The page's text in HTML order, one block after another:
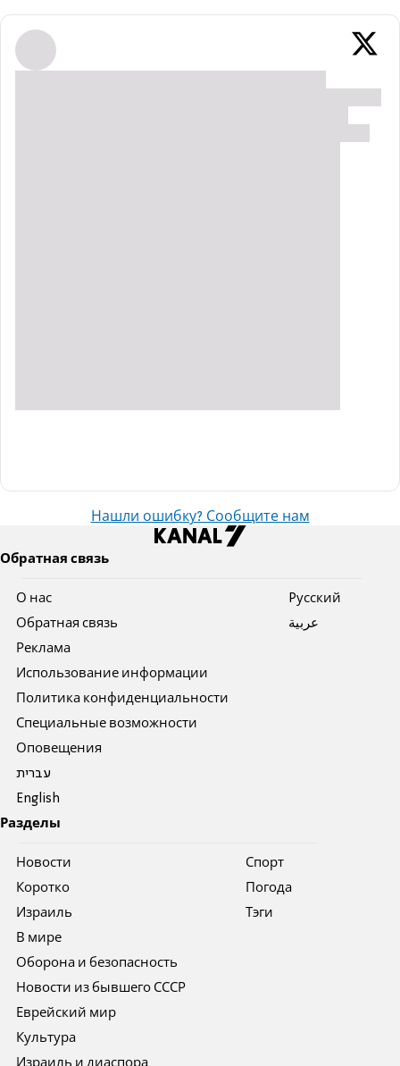
Нашли ошибку? Сообщите нам
Обратная связь
О нас
Обратная связь
Реклама
Использование информации
Политика конфиденциальности
Специальные возможности
Оповещения
עברית
English
Pусский
عربية
Разделы
Новости
Коротко
Израиль
В мире
Оборона и безопасность
Новости из бывшего СССР
Еврейский мир
Культура
Израиль и диаспора
Спорт
Погода
Тэги